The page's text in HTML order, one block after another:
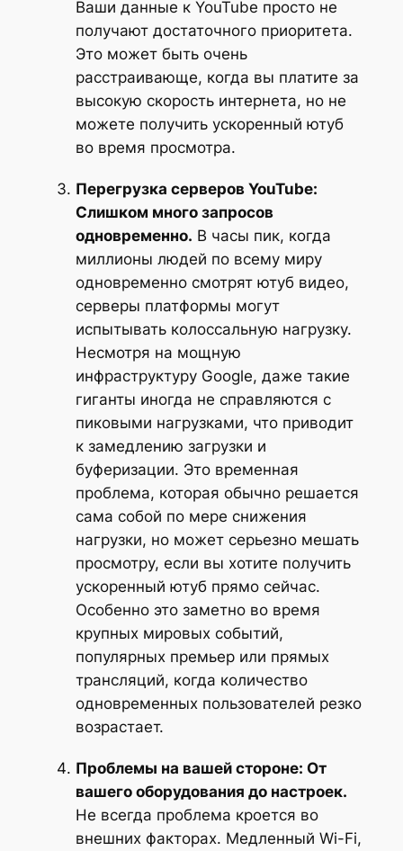
Ваши данные к YouTube просто не
получают достаточного приоритета.
Это может быть очень
расстраивающе, когда вы платите за
высокую скорость интернета, но не
можете получить ускоренный ютуб
во время просмотра.
Перегрузка серверов YouTube:
Слишком много запросов
одновременно. В часы пик, когда
миллионы людей по всему миру
одновременно смотрят ютуб видео,
серверы платформы могут
испытывать колоссальную нагрузку.
Несмотря на мощную
инфраструктуру Google, даже такие
гиганты иногда не справляются с
пиковыми нагрузками, что приводит
к замедлению загрузки и
буферизации. Это временная
проблема, которая обычно решается
сама собой по мере снижения
нагрузки, но может серьезно мешать
просмотру, если вы хотите получить
ускоренный ютуб прямо сейчас.
Особенно это заметно во время
крупных мировых событий,
популярных премьер или прямых
трансляций, когда количество
одновременных пользователей резко
возрастает.
Проблемы на вашей стороне: От
вашего оборудования до настроек.
Не всегда проблема кроется во
внешних факторах. Медленный Wi-Fi,